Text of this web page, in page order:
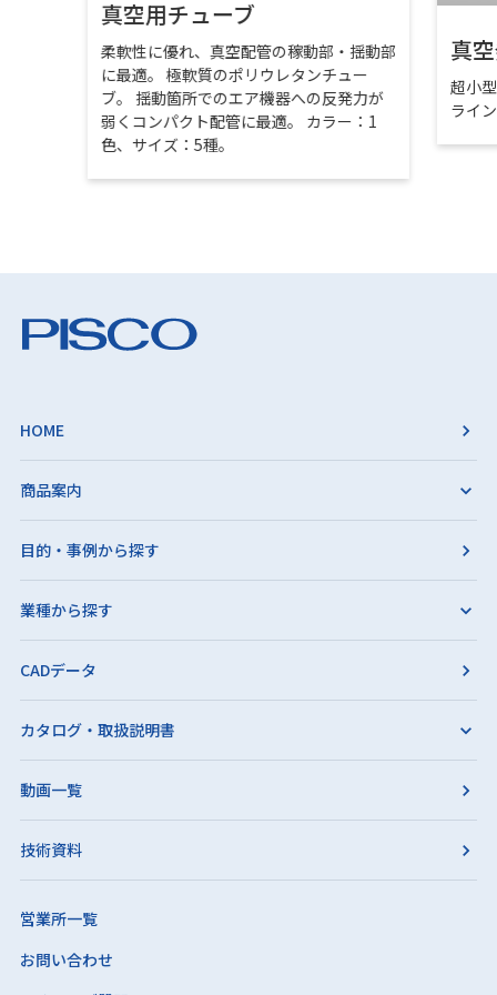
真空用チューブ
柔軟性に優れ、真空配管の稼動部・揺動部
に最適。 極軟質のポリウレタンチュー
ブ。 揺動箇所でのエア機器への反発力が
弱くコンパクト配管に最適。 カラー：1
色、サイズ：5種。
真
超小
ライ
HOME
商品案内
目的・事例から探す
業種から探す
CADデータ
カタログ・取扱説明書
動画一覧
技術資料
営業所一覧
お問い合わせ